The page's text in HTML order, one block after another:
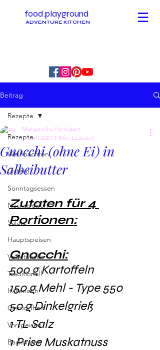
food.playground
ADVENTURE KITCHEN
Beitrag
Rezepte
Weihnachten
Ostern
Sonntagsessen
Nachspeisen
Salate
Hauptspeisen
Vegetarisch
Traditionell
Italienisch
Gesundheit
Vorspeisen
Backwaren
Rezepte
Gnocchi (ohne Ei) in
Salbeibutter
Margaretha Puntigam
3. Jan. 2021 1 Min. Lesezeit
Zutaten für 4
Portionen:
Gnocchi:
500 g Kartoffeln
150 g Mehl - Type 550
50 g Dinkelgrieß
1 TL Salz
1 Prise Muskatnuss